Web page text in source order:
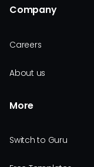
Company
Careers
About us
More
Switch to Guru